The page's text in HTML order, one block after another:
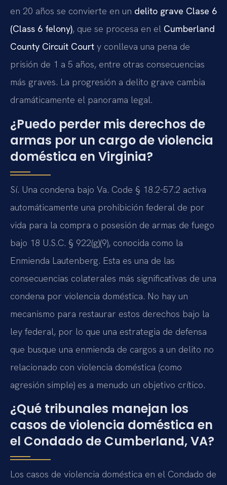
en 20 años se convierte en un delito grave Clase 6
(Class 6 felony), que se procesa en el Cumberland
County Circuit Court y conlleva una pena de
prisión de 1 a 5 años, entre otras consecuencias
más graves. La progresión a delito grave cambia
dramáticamente el panorama legal.
¿Puedo perder mis derechos de
armas por un cargo de violencia
doméstica en Virginia?
Sí. Una condena bajo Va. Code § 18.2-57.2 activa
automáticamente una prohibición federal de por
vida para la compra o posesión de armas de fuego
bajo 18 U.S.C. § 922(g)(9), conocida como la
Enmienda Lautenberg. Esta es una de las
consecuencias colaterales más significativas de una
condena por violencia doméstica. No hay un
mecanismo para restaurar estos derechos bajo la
ley federal, por lo que una estrategia de defensa
que busque una enmienda de cargos a un delito no
relacionado con violencia doméstica (como
agresión simple) es a menudo un objetivo crítico.
¿Qué tribunales manejan los
casos de violencia doméstica en
el Condado de Cumberland, VA?
Los casos de violencia doméstica en el Condado de